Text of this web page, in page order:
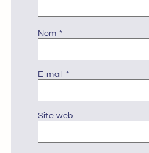
Nom*
E-mail *
Site web